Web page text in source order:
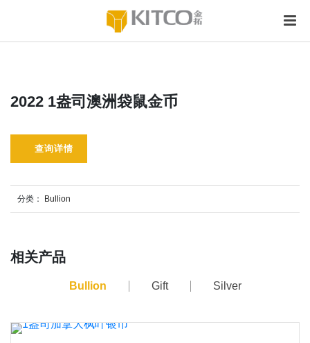
2022 1盎司澳洲袋鼠金币
查询详情
分类： Bullion
相关产品
Bullion Gift Silver